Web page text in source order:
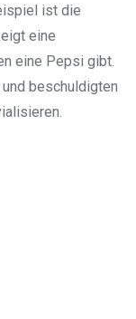
ist die
eine
eine Pepsi gibt.
beschuldigten